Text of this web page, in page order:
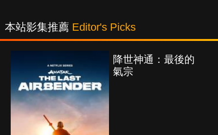
本站影集推薦 Editor's Picks
降世神通：最後的
氣宗